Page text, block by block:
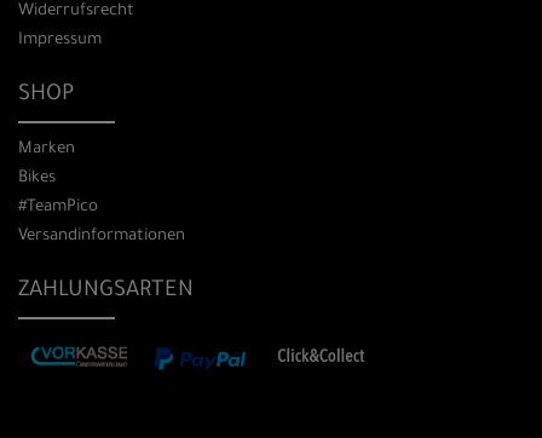
Widerrufsrecht
Impressum
SHOP
Marken
Bikes
#TeamPico
Versandinformationen
ZAHLUNGSARTEN